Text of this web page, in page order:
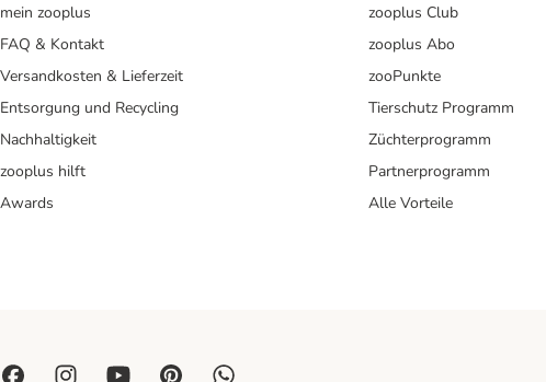
mein zooplus
FAQ & Kontakt
Versandkosten & Lieferzeit
Entsorgung und Recycling
Nachhaltigkeit
zooplus hilft
Awards
zooplus Club
zooplus Abo
zooPunkte
Tierschutz Programm
Züchterprogramm
Partnerprogramm
Alle Vorteile